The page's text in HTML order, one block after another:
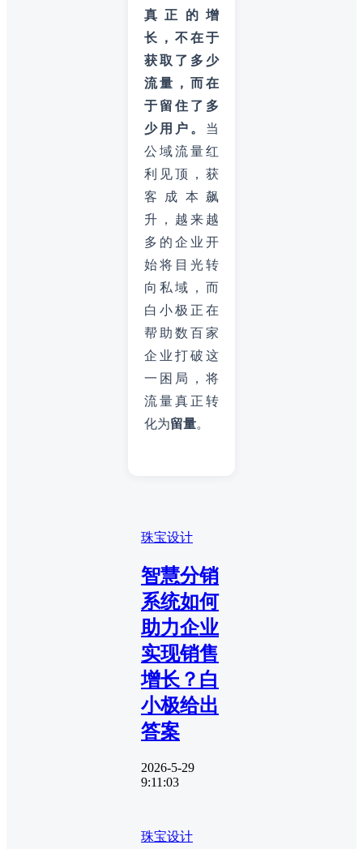
真正的增
长，不在于
获取了多少
流量，而在
于留住了多
少用户。 当
公域流量红
利见顶，获
客成本飙
升，越来越
多的企业开
始将目光转
向私域，而
白小极正在
帮助数百家
企业打破这
一困局，将
流量真正转
化为留量。
珠宝设计
智慧分销
系统如何
助力企业
实现销售
增长？白
小极给出
答案
2026-5-29
9:11:03
珠宝设计